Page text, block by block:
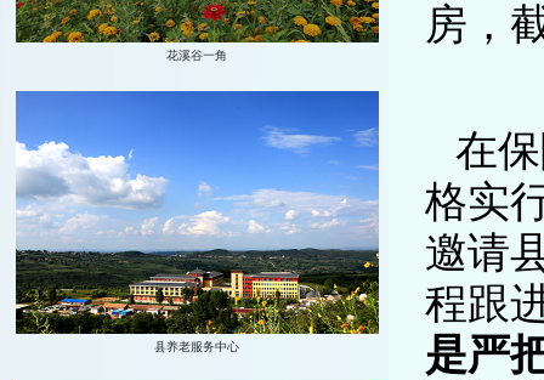
房，
在
格实
邀请
程跟
是严